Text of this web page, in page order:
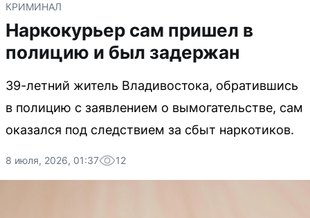
КРИМИНАЛ
Наркокурьер сам пришел в
полицию и был задержан
39-летний житель Владивостока, обратившись
в полицию с заявлением о вымогательстве, сам
оказался под следствием за сбыт наркотиков.
8 июля, 2026, 01:37 12